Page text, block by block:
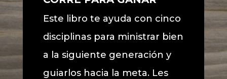
Este libro te ayuda con cinco
disciplinas para ministrar bien
a la siguiente generación y
guiarlos hacia la meta. Les